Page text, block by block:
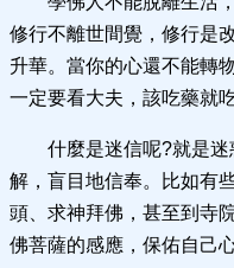
修行不離世間覺，修行是
升華。當你的心還不能轉
一定要看大夫，該吃藥就
什麼是迷信呢?就是
解，盲目地信奉。比如有
頭、求神拜佛，甚至到寺
佛菩薩的感應，保佑自己